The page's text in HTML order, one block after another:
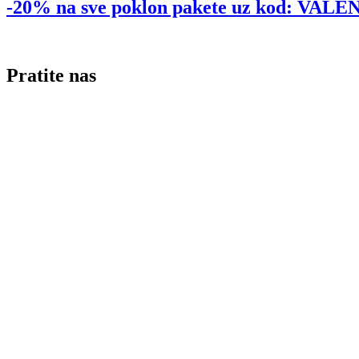
-20% na sve poklon pakete uz kod:
Pratite nas